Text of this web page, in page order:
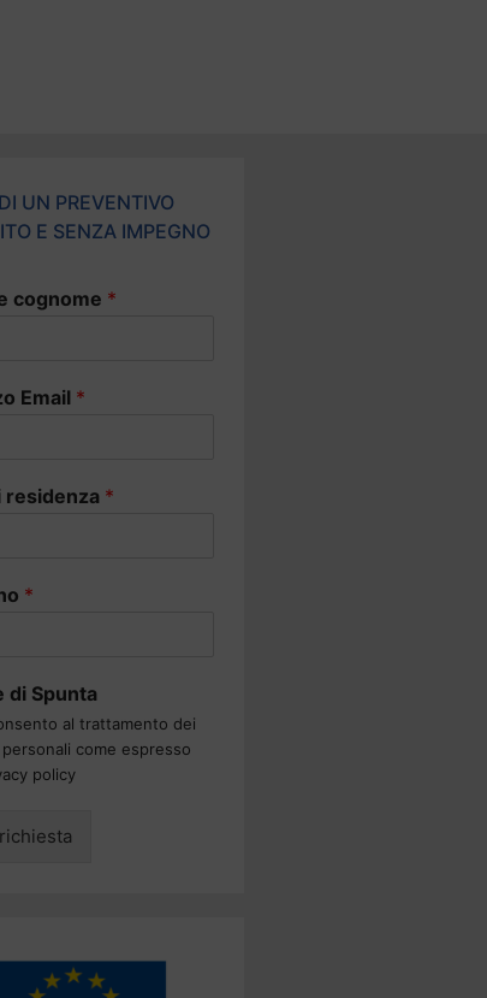
UN PREVENTIVO
E SENZA IMPEGNO
cognome *
Email *
residenza *
*
di Spunta
al trattamento dei
come espresso
policy